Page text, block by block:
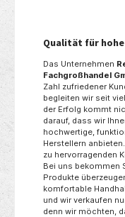
Qualität für
Das Unternehmen
Fachgroßhandel
Zahl zufriedener
begleiten wir seit
der Erfolg kommt
darauf, dass wir
hochwertige,
Herstellern
zu hervorragenden
Bei uns bekommen
Produkte
komfortable
und wir verkaufen
denn wir möchten,